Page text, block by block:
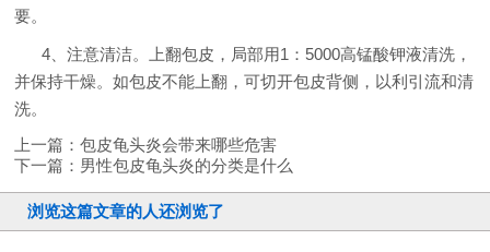
要。
4、注意清洁。上翻包皮，局部用1：5000高锰酸钾液清洗，
并保持干燥。如包皮不能上翻，可切开包皮背侧，以利引流和清
洗。
上一篇： 包皮龟头炎会带来哪些危害
下一篇： 男性包皮龟头炎的分类是什么
浏览这篇文章的人还浏览了